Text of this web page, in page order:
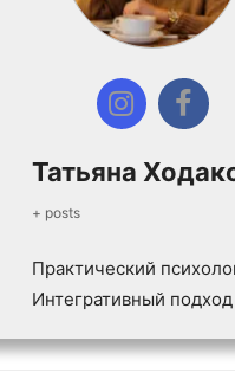
Татьяна
+ posts
Практический
Интегративный подход